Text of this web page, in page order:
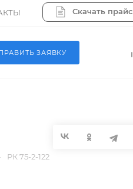
Скачать прайс
ЗАЯВКУ
РК 75-2-122